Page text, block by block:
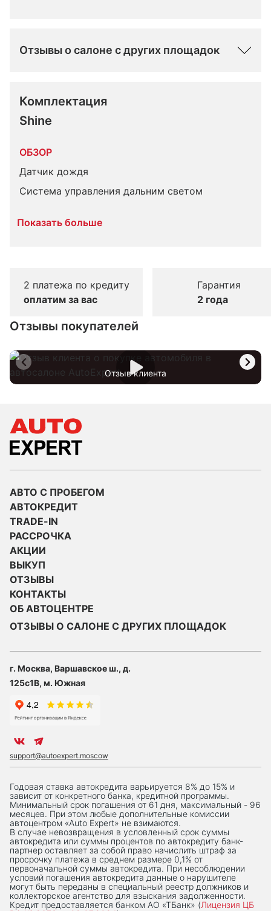
Отзывы о салоне с других площадок
Комплектация
Shine
ОБЗОР
Датчик дождя
Система управления дальним светом
Показать больше
2 платежа по кредиту
оплатим за вас
Гарантия
2 года
Отзывы покупателей
Отзыв клиента
АВТО С ПРОБЕГОМ
АВТОКРЕДИТ
TRADE-IN
РАССРОЧКА
АКЦИИ
ВЫКУП
ОТЗЫВЫ
КОНТАКТЫ
ОБ АВТОЦЕНТРЕ
ОТЗЫВЫ О САЛОНЕ С ДРУГИХ ПЛОЩАДОК
г. Москва, Варшавское ш., д.
125с1В, м. Южная
support@autoexpert.moscow
Годовая ставка автокредита варьируется 8% до 15% и
зависит от конкретного банка, кредитной программы.
Минимальный срок погашения от 61 дня, максимальный - 96
месяцев. При этом любые дополнительные комиссии
автоцентром «Auto Expert» не взимаются.
В случае невозвращения в условленный срок суммы
автокредита или суммы процентов по автокредиту банк-
партнер оставляет за собой право начислить штраф за
просрочку платежа в среднем размере 0,1% от
первоначальной суммы автокредита. При несоблюдении
условий погашения автокредита данные о нарушителе
могут быть переданы в специальный реестр должников и
коллекторское агентство для взыскания задолженности.
Кредит предоставляется банком АО «ТБанк» (Лицензия ЦБ